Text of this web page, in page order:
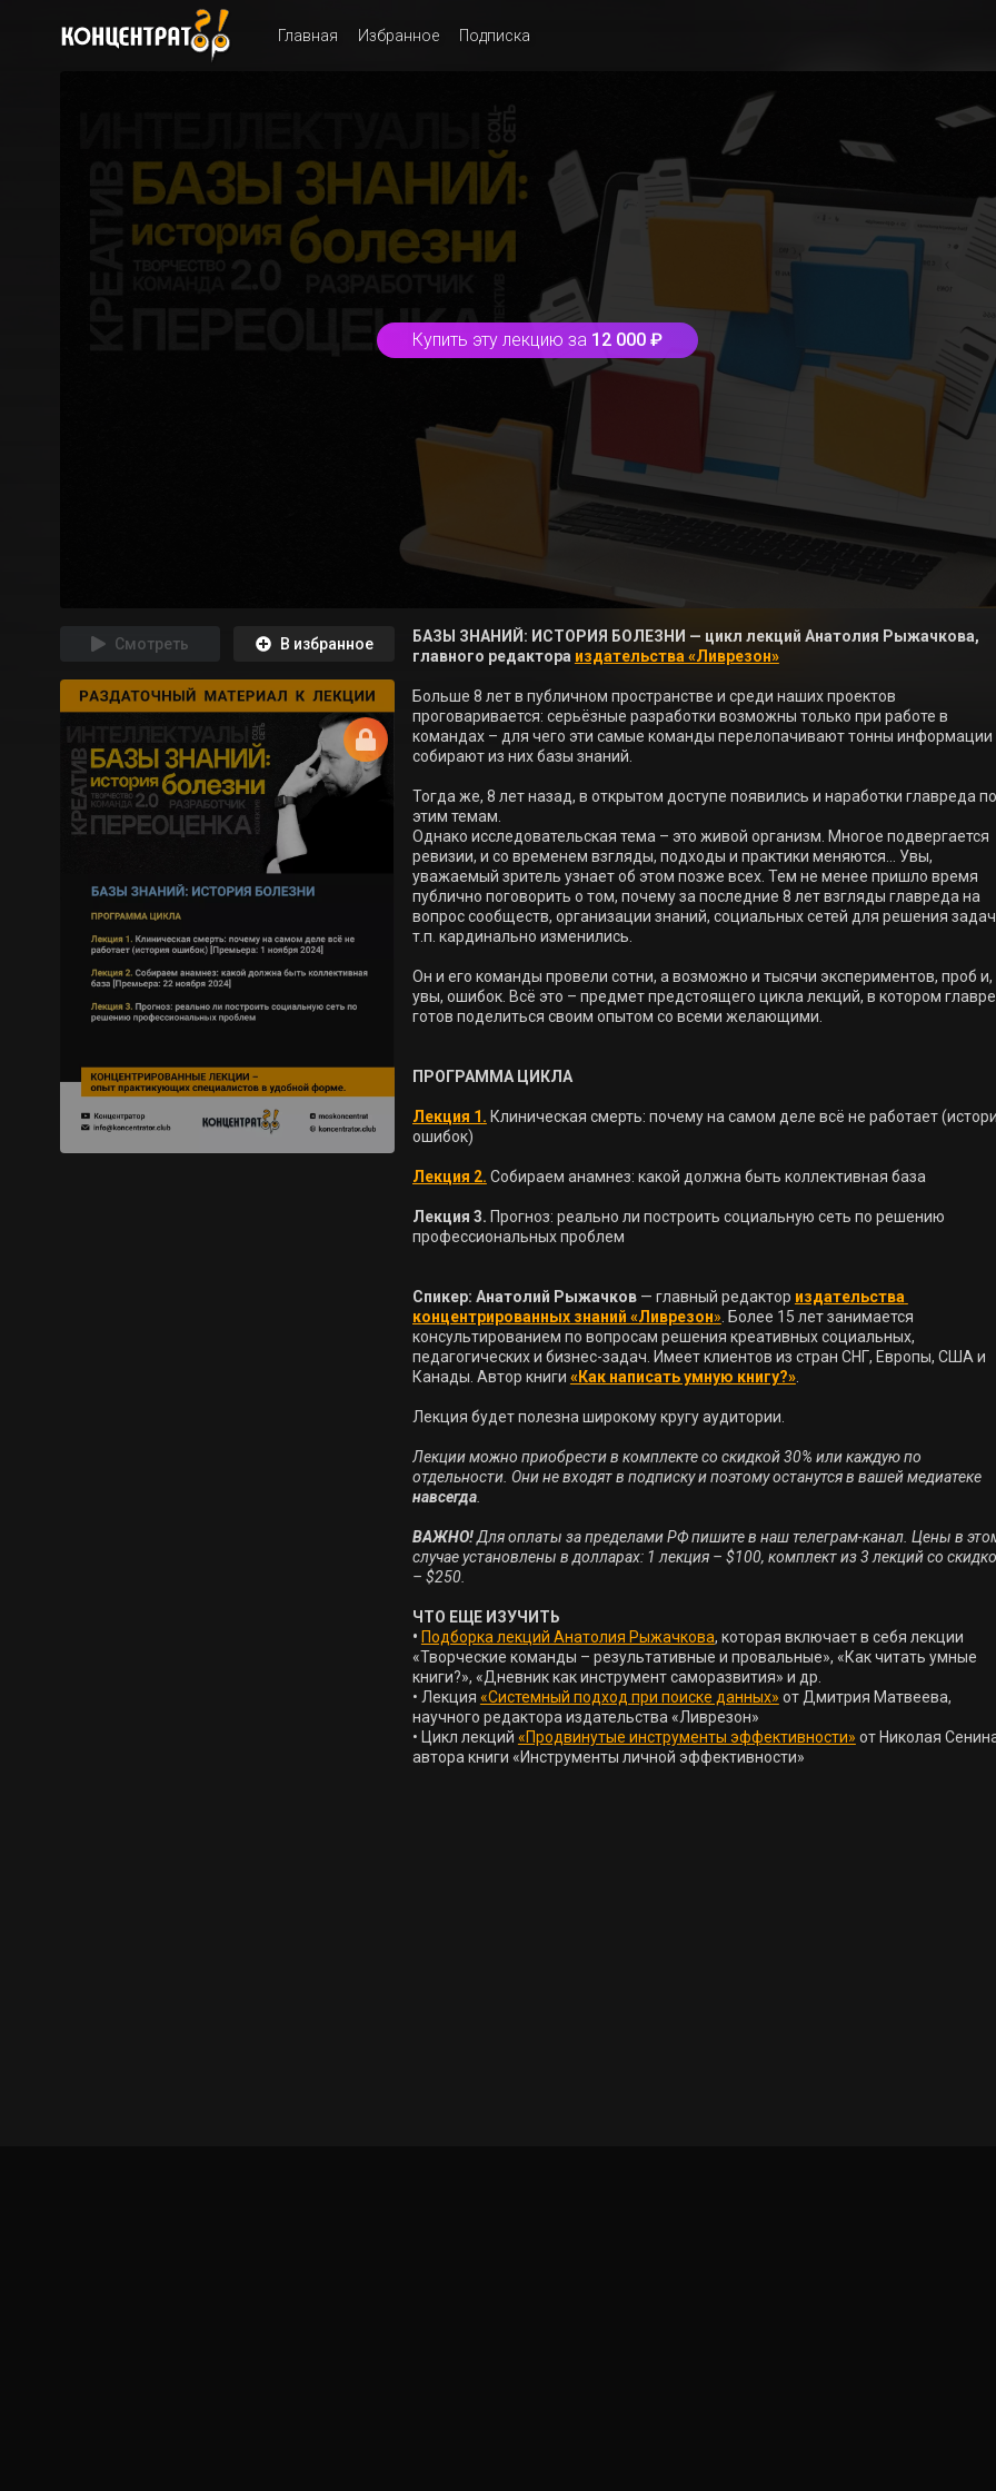
Главная Избранное Подписка
Купить эту лекцию за 12 000 ₽
Смотреть В избранное
БАЗЫ ЗНАНИЙ: ИСТОРИЯ БОЛЕЗНИ — цикл лекций Анатолия Рыжачкова,
главного редактора издательства «Ливрезон»
Больше 8 лет в публичном пространстве и среди наших проектов
проговаривается: серьёзные разработки возможны только при работе в
командах – для чего эти самые команды перелопачивают тонны информации
собирают из них базы знаний.
Тогда же, 8 лет назад, в открытом доступе появились и наработки главреда по
этим темам.
Однако исследовательская тема – это живой организм. Многое подвергается
ревизии, и со временем взгляды, подходы и практики меняются… Увы,
уважаемый зритель узнает об этом позже всех. Тем не менее пришло время
публично поговорить о том, почему за последние 8 лет взгляды главреда на
вопрос сообществ, организации знаний, социальных сетей для решения
т.п. кардинально изменились.
Он и его команды провели сотни, а возможно и тысячи экспериментов, проб и,
увы, ошибок. Всё это – предмет предстоящего цикла лекций, в котором
готов поделиться своим опытом со всеми желающими.
ПРОГРАММА ЦИКЛА
Лекция 1. Клиническая смерть: почему на самом деле всё не работает
ошибок)
Лекция 2. Собираем анамнез: какой должна быть коллективная база
Лекция 3. Прогноз: реально ли построить социальную сеть по решению
Спикер: Анатолий Рыжачков — главный редактор издательства
концентрированных знаний «Ливрезон». Более 15 лет занимается
консультированием по вопросам решения креативных социальных,
педагогических и бизнес-задач. Имеет клиентов из стран СНГ, Европы, США и
Канады. Автор книги «Как написать умную книгу?».
Лекция будет полезна широкому кругу аудитории.
Лекции можно приобрести в комплекте со скидкой 30% или каждую по
отдельности. Они не входят в подписку и поэтому останутся в вашей медиатеке
навсегда.
ВАЖНО! Для оплаты за пределами РФ пишите в наш телеграм-канал. Цены в
случае установлены в долларах: 1 лекция – $100, комплект из 3 лекций со
– $250.
ЧТО ЕЩЕ ИЗУЧИТЬ
• Подборка лекций Анатолия Рыжачкова, которая включает в себя лекции
«Творческие команды – результативные и провальные», «Как читать умные
книги?», «Дневник как инструмент саморазвития» и др.
• Лекция «Системный подход при поиске данных» от Дмитрия Матвеева,
научного редактора издательства «Ливрезон»
• Цикл лекций «Продвинутые инструменты эффективности» от Николая
автора книги «Инструменты личной эффективности»